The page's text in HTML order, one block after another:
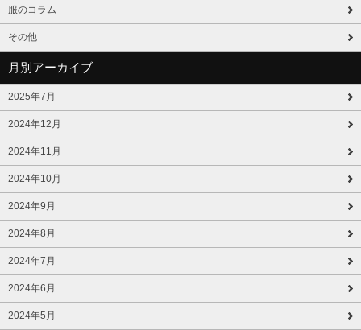
服のコラム
その他
月別アーカイブ
2025年7月
2024年12月
2024年11月
2024年10月
2024年9月
2024年8月
2024年7月
2024年6月
2024年5月